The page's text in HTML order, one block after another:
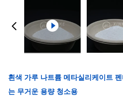
흰색 가루 나트륨 메타실리케이트
는 무거운 용량 청소용